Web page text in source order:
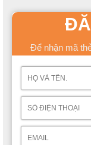
Để nhận mã